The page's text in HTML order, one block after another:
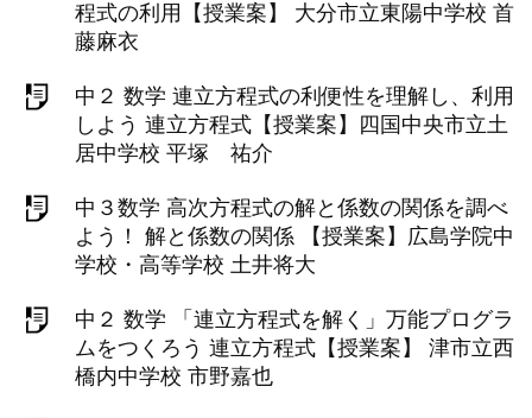
程式の利用【授業案】 大分市立東陽中学校 首
藤麻衣
中２ 数学 連立方程式の利便性を理解し、利用
しよう 連立方程式【授業案】四国中央市立土
居中学校 平塚 祐介
中３数学 高次方程式の解と係数の関係を調べ
よう！ 解と係数の関係 【授業案】広島学院中
学校・高等学校 土井将大
中２ 数学 「連立方程式を解く」万能プログラ
ムをつくろう 連立方程式【授業案】 津市立西
橋内中学校 市野嘉也